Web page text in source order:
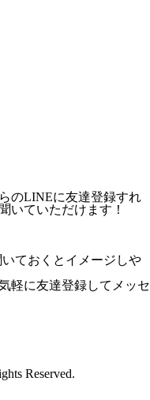
のLINEに友達登録すれ
いていただけます！
ておくとイメージしや
軽に友達登録してメッセ
Reserved.